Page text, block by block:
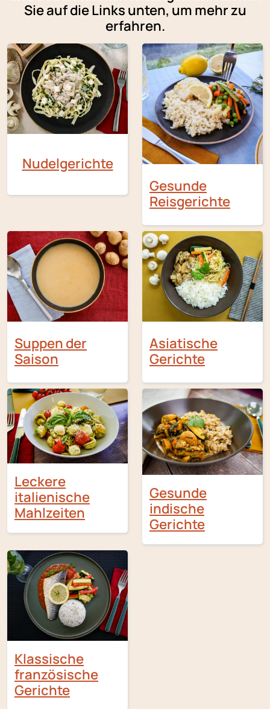
Sie auf die Links unten, um mehr zu
erfahren.
Nudelgerichte
Gesunde
Reisgerichte
Suppen der
Saison
Asiatische
Gerichte
Leckere
italienische
Mahlzeiten
Gesunde
indische
Gerichte
Klassische
französische
Gerichte